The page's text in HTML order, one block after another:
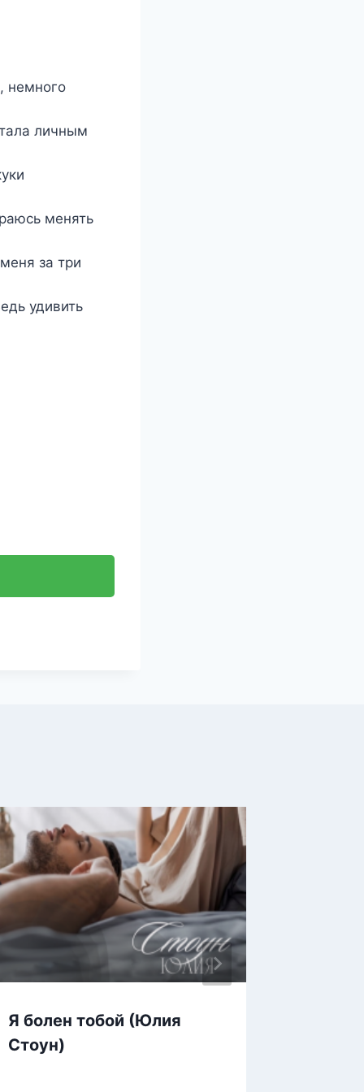
немного
личным
менять
за три
удивить
Я болен тобой (Юлия
Стоун)